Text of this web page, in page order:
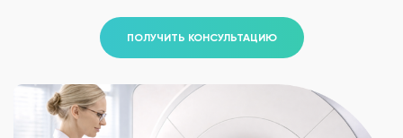
ПОЛУЧИТЬ КОНСУЛЬТАЦИЮ